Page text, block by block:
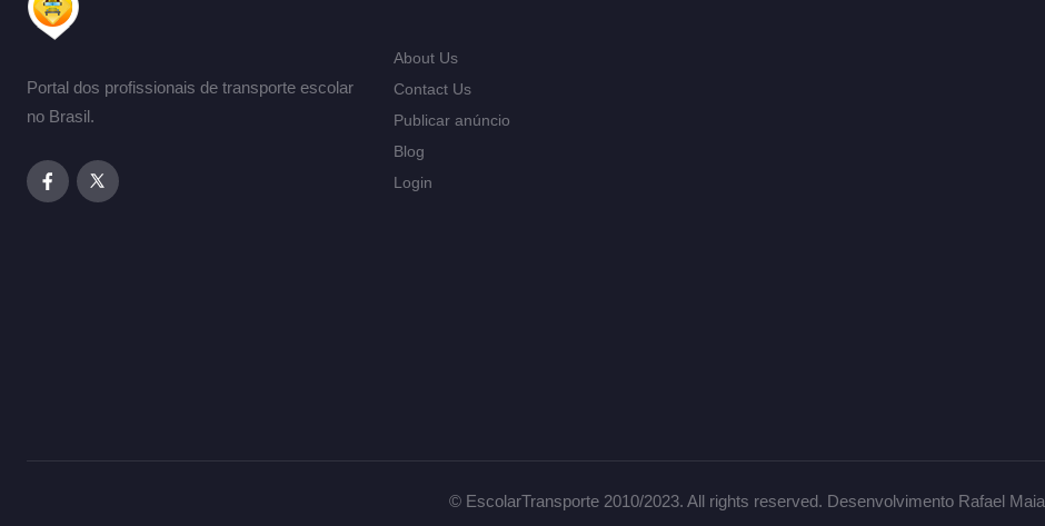
Portal dos profissionais de transporte escolar
no Brasil.
About Us
Contact Us
Publicar anúncio
Blog
Login
© EscolarTransporte 2010/2023. All rights reserved. Desenvolvimento Rafael Maia